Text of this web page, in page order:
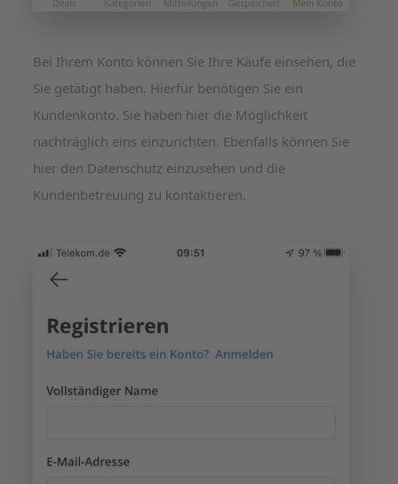
Bei Ihrem Konto können Sie Ihre Käufe einsehen, die
Sie getätigt haben. Hierfür benötigen Sie ein
Kundenkonto. Sie haben hier die Möglichkeit
nachträglich eins einzurichten. Ebenfalls können Sie
hier den Datenschutz einzusehen und die
Kundenbetreuung zu kontaktieren.